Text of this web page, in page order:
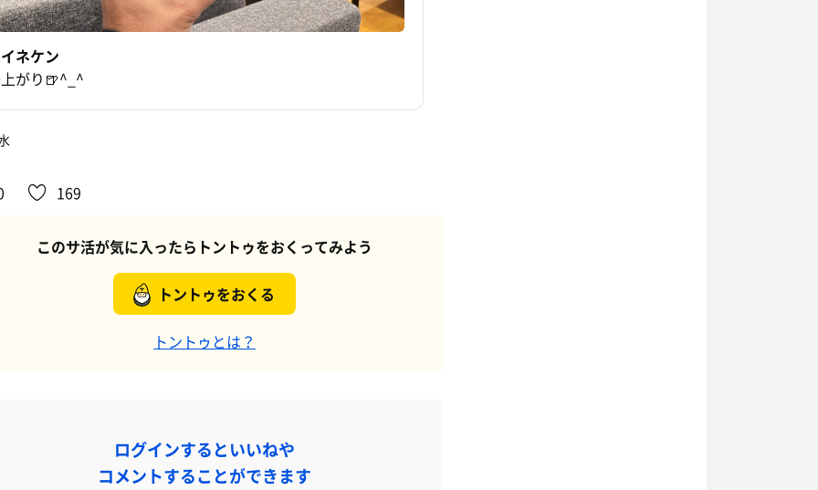
ネケン
がり🍺^_^
169
このサ活が気に入ったらトントゥをおくってみよう
トントゥをおくる
トントゥとは？
ログインするといいねや
コメントすることができます